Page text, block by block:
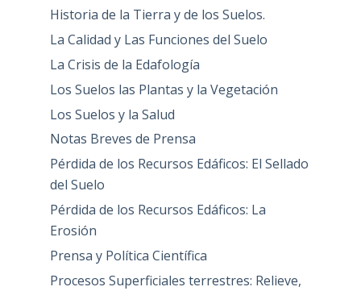
Historia de la Tierra y de los Suelos.
La Calidad y Las Funciones del Suelo
La Crisis de la Edafología
Los Suelos las Plantas y la Vegetación
Los Suelos y la Salud
Notas Breves de Prensa
Pérdida de los Recursos Edáficos: El Sellado
del Suelo
Pérdida de los Recursos Edáficos: La
Erosión
Prensa y Política Científica
Procesos Superficiales terrestres: Relieve,